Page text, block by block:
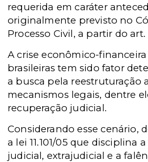
requerida em caráter
originalmente previsto no
Processo Civil, a partir do art.
A crise econômico-
brasileiras tem sido fator
a busca pela reestruturação
mecanismos legais, dentre
recuperação judicial.
Considerando esse cenário,
a lei 11.101/05 que disciplina
judicial, extrajudicial e a